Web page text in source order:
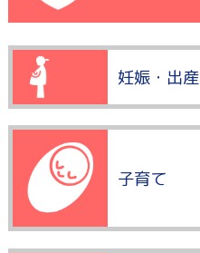
妊娠・出産
子育て